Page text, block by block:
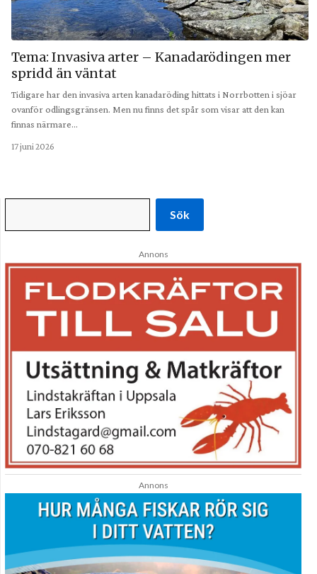
Tema: Invasiva arter – Kanadarödingen mer
spridd än väntat
Tidigare har den invasiva arten kanadaröding hittats i Norrbotten i sjöar
ovanför odlingsgränsen. Men nu finns det spår som visar att den kan
finnas närmare…
17 juni 2026
Sök
Annons
Annons